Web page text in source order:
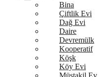
Bina
Çiftlik Evi
Dağ Evi
Daire
Devremülk
Kooperatif
Köşk
Köy Evi
Müstakil Ev